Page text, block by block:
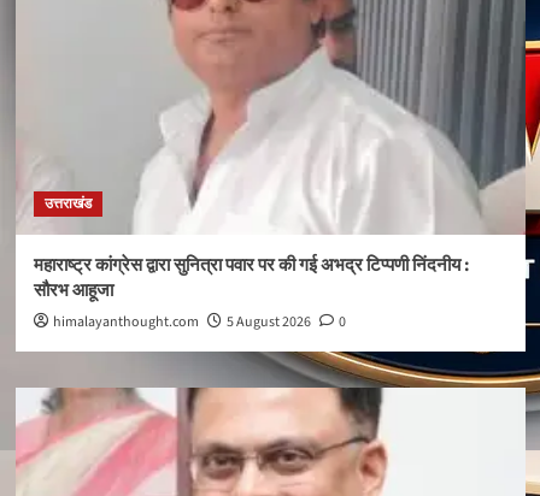
उत्तराखंड
महाराष्ट्र कांग्रेस द्वारा सुनित्रा पवार पर की गई अभद्र टिप्पणी निंदनीय :
सौरभ आहूजा
himalayanthought.com 5 August 2026 0